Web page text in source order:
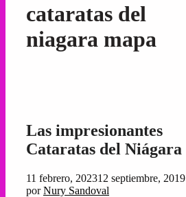
cataratas del
niagara mapa
Las impresionantes
Cataratas del Niágara
11 febrero, 202312 septiembre, 2019
porNury Sandoval